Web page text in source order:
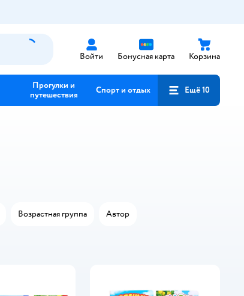
Войти Бонусная карта Корзина
Прогулки и
путешествия
Спорт и отдых Ещё 10
Возрастная группа Автор